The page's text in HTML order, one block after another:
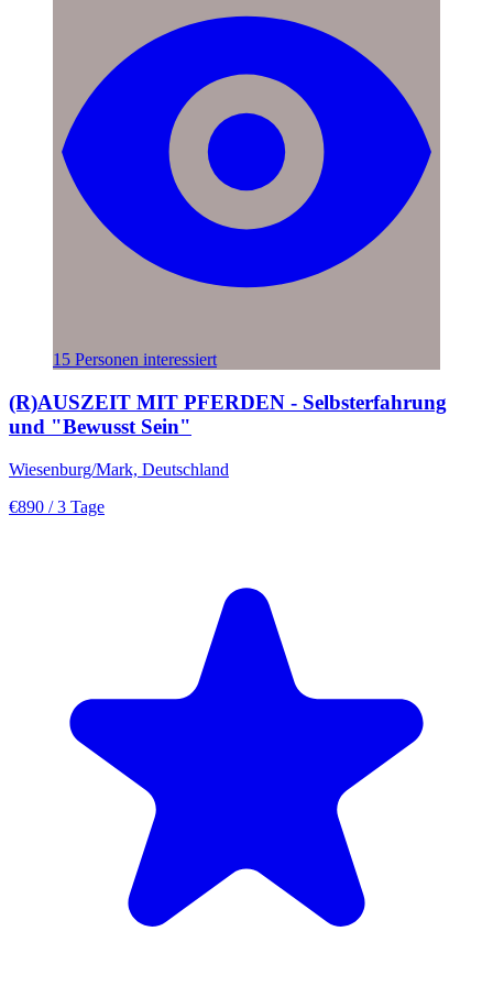
15 Personen interessiert
(R)AUSZEIT MIT PFERDEN - Selbsterfahrung
und "Bewusst Sein"
Wiesenburg/Mark, Deutschland
€890 / 3 Tage